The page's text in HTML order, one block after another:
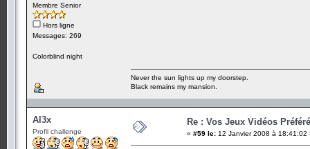
Membre Senior
Hors ligne
Messages: 269
Colorblind night
Never the sun lights up my doorstep.
Black remains my mansion.
Al3x
Profil challenge
Re : Vos Jeux Vidéos
« #59 le: 12 Janvier 2008 à 18:41:02